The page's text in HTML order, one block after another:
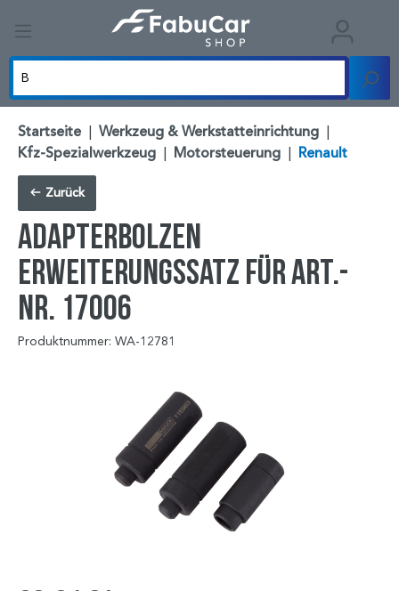
Startseite | Werkzeug & Werkstatteinrichtung |
Kfz-Spezialwerkzeug | Motorsteuerung | Renault
Zurück
Adapterbolzen
Erweiterungssatz für Art.-
Nr. 17006
Produktnummer: WA-12781